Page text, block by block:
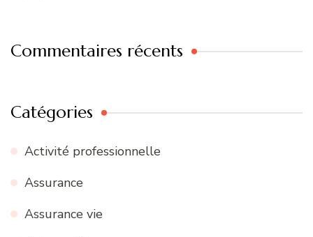
Commentaires récents
Catégories
Activité professionnelle
Assurance
Assurance vie